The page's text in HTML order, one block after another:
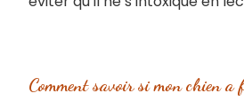
Comment savoir si mon chien a